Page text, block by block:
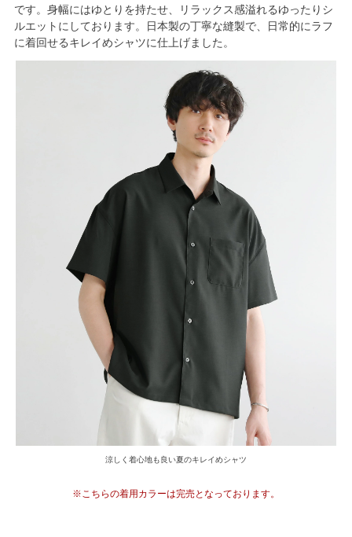
です。身幅にはゆとりを持たせ、リラックス感溢れるゆったりシ
ルエットにしております。日本製の丁寧な縫製で、日常的にラフ
に着回せるキレイめシャツに仕上げました。
涼しく着心地も良い夏のキレイめシャツ
※こちらの着用カラーは完売となっております。